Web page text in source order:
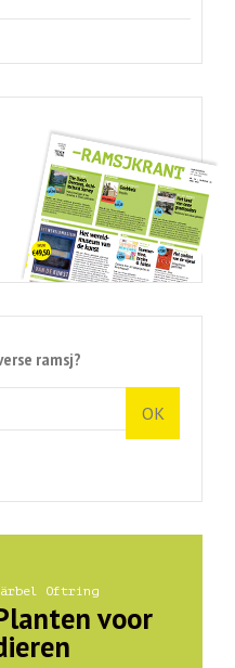
ramsj?
Oftring
voor